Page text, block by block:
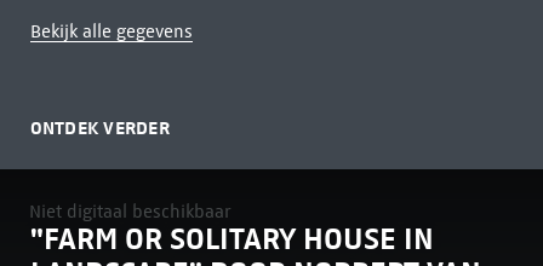
Bekijk alle gegevens
ONTDEK VERDER
"FARM OR SOLITARY HOUSE IN
Niet digitaal beschikbaar